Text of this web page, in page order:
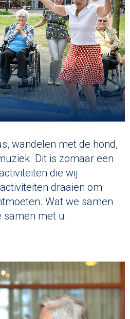
wandelen met de hond,
Dit is zomaar een
die wij
draaien om
Wat we samen
samen met u.